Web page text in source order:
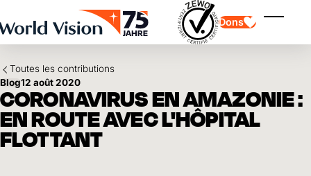
Dons
Toutes les contributions
Blog12 août 2020
CORONAVIRUS EN AMAZONIE :
EN ROUTE AVEC L'HÔPITAL
FLOTTANT